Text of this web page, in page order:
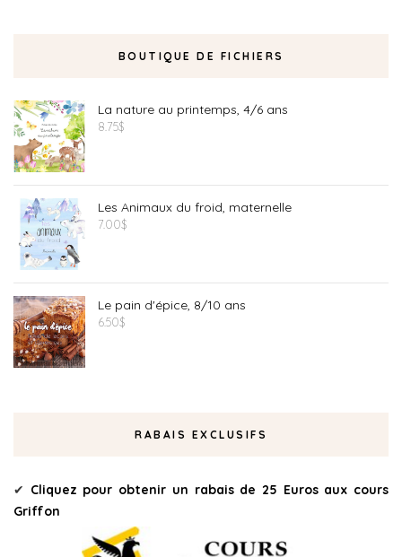
BOUTIQUE DE FICHIERS
La nature au printemps, 4/6 ans
8.75$
Les Animaux du froid, maternelle
7.00$
Le pain d'épice, 8/10 ans
6.50$
RABAIS EXCLUSIFS
✔ Cliquez pour obtenir un rabais de 25 Euros aux cours
Griffon